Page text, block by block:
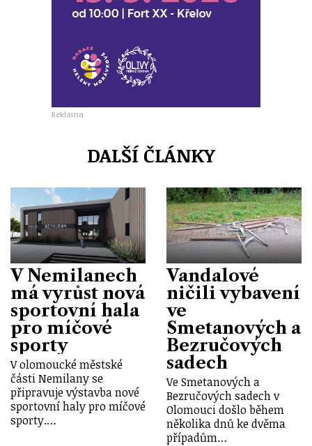
Reklama
DALŠÍ ČLÁNKY
V Nemilanech
má vyrůst nová
sportovní hala
pro míčové
sporty
V olomoucké městské
části Nemilany se
připravuje výstavba nové
sportovní haly pro míčové
sporty.…
Vandalové
ničili vybavení
ve
Smetanových a
Bezručových
sadech
Ve Smetanových a
Bezručových sadech v
Olomouci došlo během
několika dnů ke dvěma
případům…